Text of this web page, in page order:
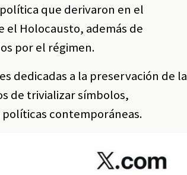
que derivaron en el
el Holocausto, además de
por el régimen.
dedicadas a la preservación de la
de trivializar símbolos,
políticas contemporáneas.